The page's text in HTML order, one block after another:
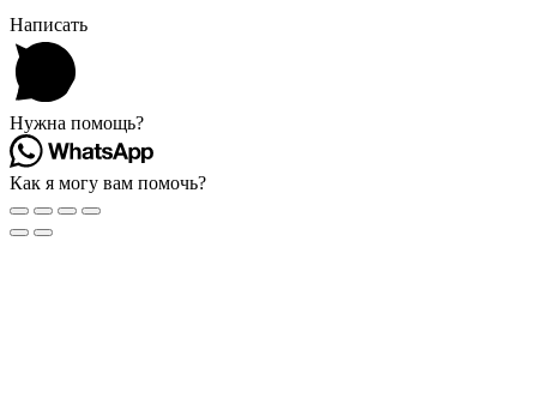
Написать
Нужна помощь?
Как я могу вам помочь?